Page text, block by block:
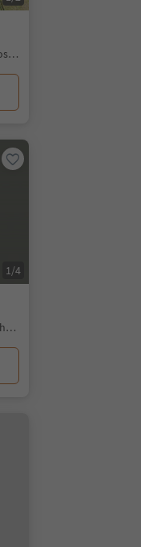
Corvara/Rabenstein, Moos in Passeier/Moso in Passiria, Meran/Merano and environs
1/4
Glorenza/Glurns, Glurns/Glorenza, Vinschgau/Val Venosta